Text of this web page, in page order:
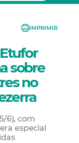
IMPRIMIR
sobre
no
6), com
especial